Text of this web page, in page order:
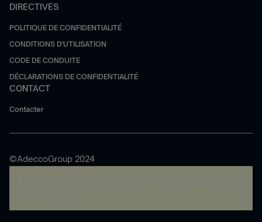
DIRECTIVES
POLITIQUE DE CONFIDENTIALITÉ
CONDITIONS D'UTILISATION
CODE DE CONDUITE
DÉCLARATIONS DE CONFIDENTIALITÉ
CONTACT
Contacter
©AdeccoGroup 2024